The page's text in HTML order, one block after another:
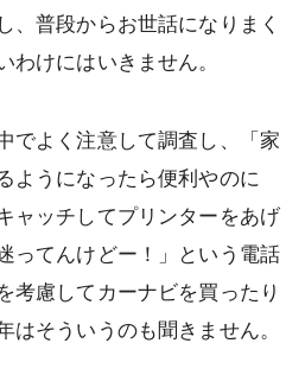
、普段からお世話になりまく
けにはいきません。
でよく注意して調査し、「家
ようになったら便利やのに
ャッチしてプリンターをあげ
ってんけどー！」という電話
考慮してカーナビを買ったり
はそういうのも聞きません。